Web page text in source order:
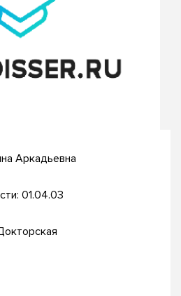
Аркадьевна
01.04.03